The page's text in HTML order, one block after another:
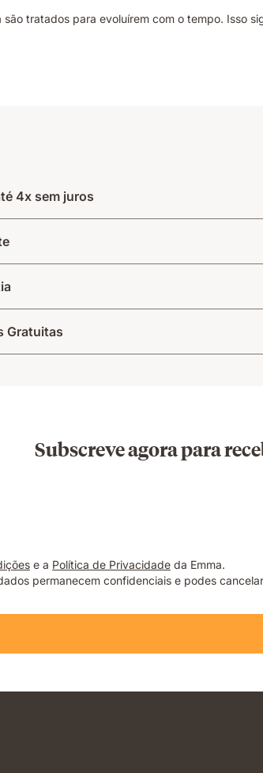
tratados para evoluírem com o tempo. Isso
4x sem juros
Gratuitas
Subscreve agora para
e a Política de Privacidade da Emma.
permanecem confidenciais e podes